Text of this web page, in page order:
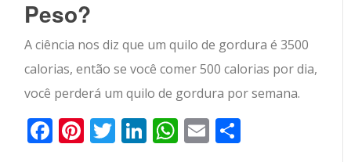
Peso?
A ciência nos diz que um quilo de gordura é 3500
calorias, então se você comer 500 calorias por dia,
você perderá um quilo de gordura por semana.
Facebook
Pinterest
Twitter
LinkedIn
WhatsApp
Email